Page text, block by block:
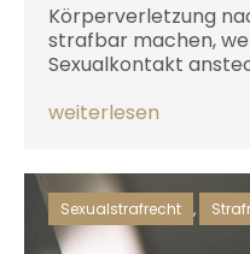
Körperverletzung
strafbar machen,
Sexualkontakt
weiterlesen
Sexualstrafrecht ,